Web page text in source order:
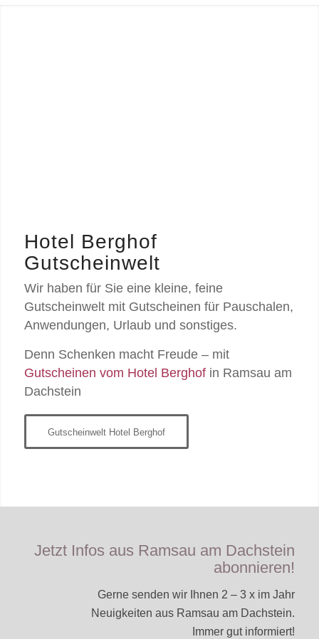
Hotel Berghof
Gutscheinwelt
Wir haben für Sie eine kleine, feine
Gutscheinwelt mit Gutscheinen für Pauschalen,
Anwendungen, Urlaub und sonstiges.
Denn Schenken macht Freude – mit
Gutscheinen vom Hotel Berghofin Ramsau am
Dachstein
Gutscheinwelt Hotel Berghof
Jetzt Infos aus Ramsau am Dachstein
abonnieren!
Gerne senden wir Ihnen 2 – 3 x im Jahr
Neuigkeiten aus Ramsau am Dachstein.
Immer gut informiert!